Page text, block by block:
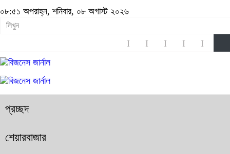
০৮:৫১ অপরাহ্ন, শনিবার, ০৮ অগাস্ট ২০২৬
প্রচ্ছদ
শেয়ারবাজার